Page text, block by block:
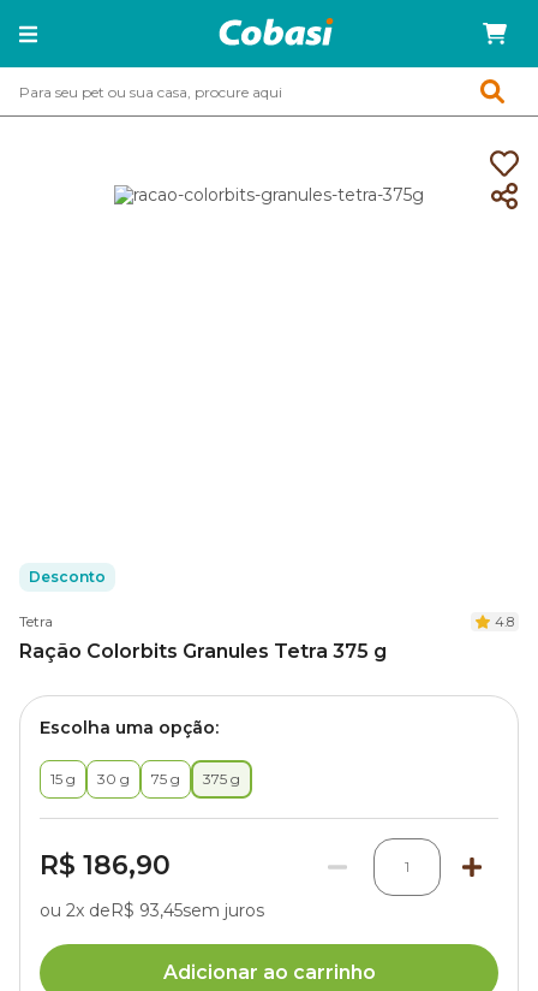
Desconto
Tetra 4.8
Ração Colorbits Granules Tetra 375 g
Escolha uma opção:
15 g 30 g 75 g 375 g
R$ 186,90 1
ou 2x deR$ 93,45sem juros
Adicionar ao carrinho